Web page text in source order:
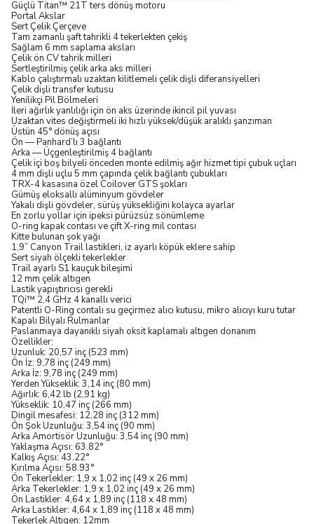
Güçlü Titan™ 21T ters dönüş motoru
Portal Akslar
Sert Çelik Çerçeve
Tam zamanlı şaft tahrikli 4 tekerlekten çekiş
Sağlam 6 mm saplama aksları
Çelik ön CV tahrik milleri
Sertleştirilmiş çelik arka aks milleri
Kablo çalıştırmalı uzaktan kilitlemeli çelik dişli diferansiyelleri
Çelik dişli transfer kutusu
Yenilikçi Pil Bölmeleri
İleri ağırlık yanlılığı için ön aks üzerinde ikincil pil yuvası
Uzaktan vites değiştirmeli iki hızlı yüksek/düşük aralıklı şanzıman
Üstün 45° dönüş açısı
Ön — Panhard’lı 3 bağlantı
Arka — Üçgenleştirilmiş 4 bağlantı
Çelik içi boş bilyeli önceden monte edilmiş ağır hizmet tipi çubuk uçları
4 mm dişli uçlu 5 mm çapında çelik bağlantı çubukları
TRX-4 kasasına özel Coilover GTS şokları
Gümüş eloksallı alüminyum gövdeler
Yakalı dişli gövdeler, sürüş yüksekliğini kolayca ayarlar
En zorlu yollar için ipeksi pürüzsüz sönümleme
O-ring kapak contası ve çift X-ring mil contası
Kitte bulunan şok yağı
1,9” Canyon Trail lastikleri, iz ayarlı köpük eklere sahip
Sert siyah ölçekli tekerlekler
Trail ayarlı S1 kauçuk bileşimi
12 mm çelik altıgen
Lastik yapıştırıcısı gerekli
TQi™ 2,4 GHz 4 kanallı verici
Patentli O-Ring contalı su geçirmez alıcı kutusu, mikro alıcıyı kuru tutar
Kapalı Bilyalı Rulmanlar
Paslanmaya dayanıklı siyah oksit kaplamalı altıgen donanım
Özellikler:
Uzunluk: 20,57 inç (523 mm)
Ön İz: 9,78 inç (249 mm)
Arka İz: 9,78 inç (249 mm)
Yerden Yükseklik: 3,14 inç (80 mm)
Ağırlık: 6,42 lb (2,91 kg)
Yükseklik: 10,47 inç (266 mm)
Dingil mesafesi: 12,28 inç (312 mm)
Ön Şok Uzunluğu: 3,54 inç (90 mm)
Arka Amortisör Uzunluğu: 3,54 inç (90 mm)
Yaklaşma Açısı: 63.82°
Kalkış Açısı: 43.22°
Kırılma Açısı: 58.93°
Ön Tekerlekler: 1,9 x 1,02 inç (49 x 26 mm)
Arka Tekerlekler: 1,9 x 1,02 inç (49 x 26 mm)
Ön Lastikler: 4,64 x 1,89 inç (118 x 48 mm)
Arka Lastikler: 4,64 x 1,89 inç (118 x 48 mm)
Tekerlek Altıgen: 12mm